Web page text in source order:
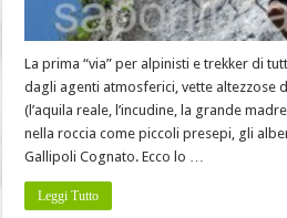
La prima “via” per alpinisti e trekker di
dagli agenti atmosferici, vette altezzose
(l’aquila reale, l’incudine, la grande
nella roccia come piccoli presepi, gli
Gallipoli Cognato. Ecco lo …
Leggi Tutto